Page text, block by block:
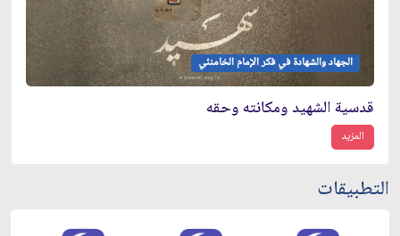
الجهاد والشهادة في فكر الإمام الخامنئي
قدسية الشهيد ومكانته وحقه
المزيد
التطبيقات